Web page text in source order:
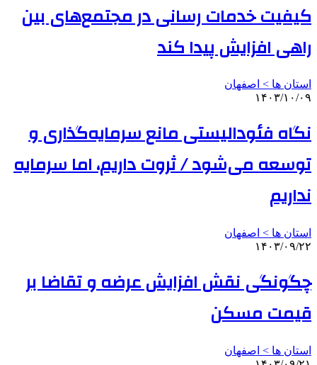
کیفیت خدمات رسانی در مجتمع‌های بین
راهی افزایش پیدا کند
استان ها > اصفهان
۱۴۰۳/۱۰/۰۹
نگاه فئودالیستی مانع سرمایه‌گذاری و
توسعه می‌شود / ثروت داریم، اما سرمایه
نداریم
استان ها > اصفهان
۱۴۰۳/۰۹/۲۲
چگونگی نقش افزایش عرضه و تقاضا بر
قیمت مسکن
استان ها > اصفهان